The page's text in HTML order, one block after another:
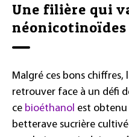
Une filière qui
néonicotinoïdes
Malgré ces bons
retrouver face à un défi
ce bioéthanol est
betterave sucrière